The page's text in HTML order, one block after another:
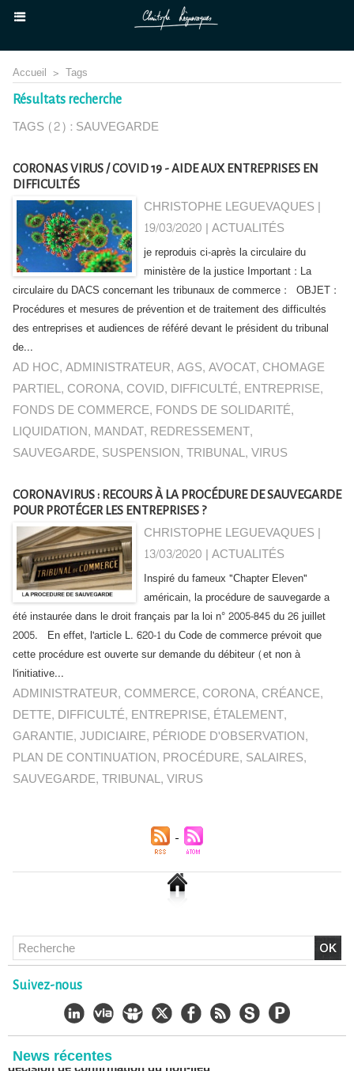
Accueil > Tags
Résultats recherche
TAGS (2) : SAUVEGARDE
CORONAS VIRUS / COVID 19 - AIDE AUX ENTREPRISES EN
DIFFICULTÉS
CHRISTOPHE LEGUEVAQUES |
19/03/2020 |ACTUALITÉS
je reproduis ci-après la circulaire du
ministère de la justice Important : La
circulaire du DACS concernant les tribunaux de commerce : OBJET :
Procédures et mesures de prévention et de traitement des difficultés
des entreprises et audiences de référé devant le président du tribunal
de...
AD HOC,ADMINISTRATEUR,AGS,AVOCAT, CHOMAGE
PARTIEL, CORONA, COVID, DIFFICULTÉ, ENTREPRISE,
FONDS DE COMMERCE, FONDS DE SOLIDARITÉ,
LIQUIDATION, MANDAT, REDRESSEMENT,
SAUVEGARDE, SUSPENSION,TRIBUNAL,VIRUS
CORONAVIRUS : RECOURS À LA PROCÉDURE DE SAUVEGARDE
POUR PROTÉGER LES ENTREPRISES ?
CHRISTOPHE LEGUEVAQUES |
13/03/2020 |ACTUALITÉS
Inspiré du fameux "Chapter Eleven"
américain, la procédure de sauvegarde a
été instaurée dans le droit français par la loi n° 2005-845 du 26 juillet
2005. En effet, l'article L. 620-1 du Code de commerce prévoit que
cette procédure est ouverte sur demande du débiteur (et non à
l'initiative...
ADMINISTRATEUR, COMMERCE, CORONA, CRÉANCE,
DETTE, DIFFICULTÉ, ENTREPRISE, ÉTALEMENT,
GARANTIE,JUDICIAIRE, PÉRIODE D'OBSERVATION,
PLAN DE CONTINUATION, PROCÉDURE, SALAIRES,
SAUVEGARDE,TRIBUNAL,VIRUS
Suivez-nous
News récentes
vers la Cour de cassation
-Christophe LEGUEVAQUES
décision de confirmation du non-lieu